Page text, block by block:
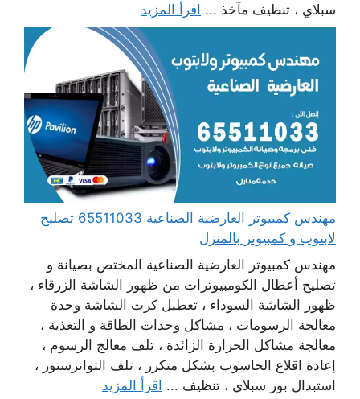
سبلاي ، تنظيف مآخذ ... اقرأ المزيد
مهندس كمبيوتر العارضية الصناعية 65511033 تصليح
لابتوب و كمبيوتر بالمنزل
مهندس كمبيوتر العارضية الصناعية المختص بصيانة و
تصليح أعطال الكومبيوترات من ظهور الشاشة الزرقاء ،
ظهور الشاشة السوداء ، تعطيل كرت الشاشة وحدة
معالجة الرسومات ، مشاكل وحدات الطاقة و التغذية ،
معالجة مشاكل الحرارة الزائدة ، تلف معالج الرسوم ،
إعادة اقلاع الحاسوب بشكل متكرر ، تلف التوانزستور ،
استبدال بور سبلاي ، تنظيف ... اقرأ المزيد